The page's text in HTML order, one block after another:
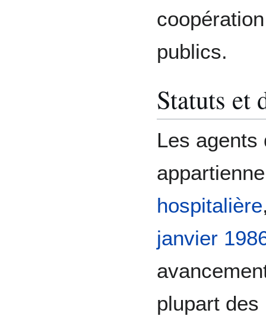
publics.
Statuts et
Les agents
hospitalière
janvier
plupart